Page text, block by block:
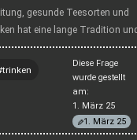
gesunde Teesorten und
hat eine lange Tradition
Ob als morgendlicher
Diese Frage
wurde gestellt
am:
1. März 25
1. März 25
trinken